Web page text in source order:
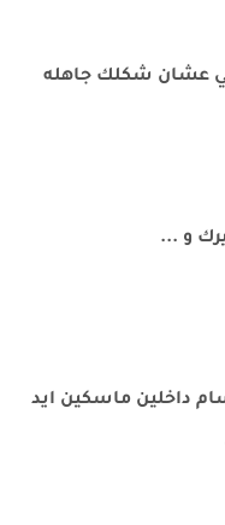
عشان شكلك جاهله
و ...
داخلين ماسكين ايد